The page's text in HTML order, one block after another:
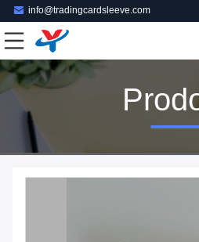
info@tradingcardsleeve.com